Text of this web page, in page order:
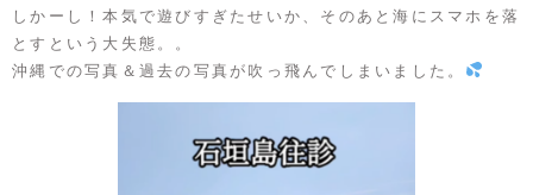
しかーし！本気で遊びすぎたせいか、そのあと海にスマホを落
とすという大失態。。
沖縄での写真＆過去の写真が吹っ飛んでしまいました。